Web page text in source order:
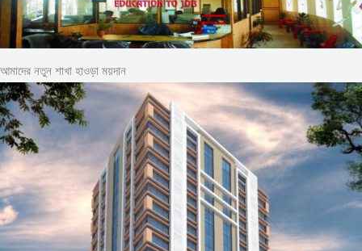
আমাদের নতুন শাখা হাওড়া ময়দান